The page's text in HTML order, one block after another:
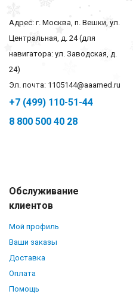
Адрес: г. Москва, п. Вешки, ул.
Центральная, д. 24 (для
навигатора: ул. Заводская, д.
24)
Эл. почта: 1105144@aaamed.ru
+7 (499) 110-51-44
8 800 500 40 28
Обслуживание
клиентов
Мой профиль
Ваши заказы
Доставка
Оплата
Помощь